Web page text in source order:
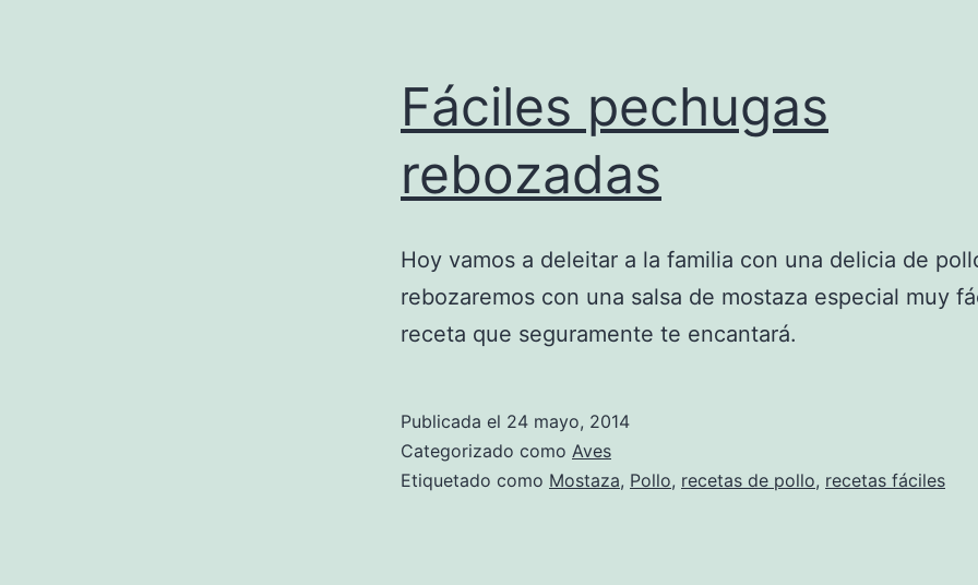
Fáciles pechugas
rebozadas
Hoy vamos a deleitar a la familia con una delicia de
rebozaremos con una salsa de mostaza especial muy
receta que seguramente te encantará.
Publicada el 24 mayo, 2014
Categorizado como Aves
Etiquetado como Mostaza, Pollo, recetas de pollo, recetas fáciles